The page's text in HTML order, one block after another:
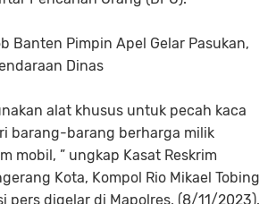
Banten Pimpin Apel Gelar Pasukan,
Dinas
alat khusus untuk pecah kaca
barang-barang berharga milik
mobil, ” ungkap Kasat Reskrim
Kota, Kompol Rio Mikael Tobing
pers digelar di Mapolres, (8/11/2023).